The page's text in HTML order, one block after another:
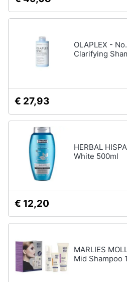
OLAPLEX -
Clarifying
€ 27,93
HERBAL
White 500ml
€ 12,20
MARLIES
Mid Shampoo